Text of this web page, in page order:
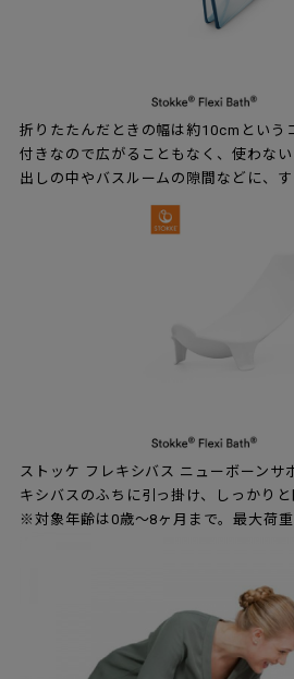
折りたたんだときの幅は約10cmという
付きなので広がることもなく、使わな
出しの中やバスルームの隙間などに、す
ストッケ フレキシバス ニューボーンサ
キシバスのふちに引っ掛け、しっかりと
※対象年齢は0歳～8ヶ月まで。最大荷重